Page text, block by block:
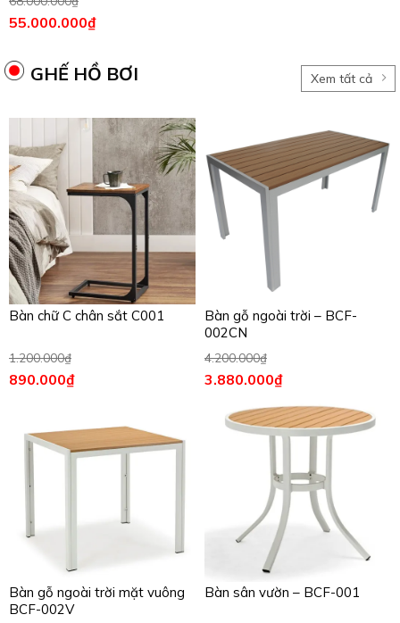
55.000.000₫
GHẾ HỒ BƠI Xem tất cả
Bàn chữ C chân sắt C001
1.200.000₫
890.000₫
Bàn gỗ ngoài trời – BCF-
002CN
4.200.000₫
3.880.000₫
Bàn gỗ ngoài trời mặt vuông
BCF-002V
Bàn sân vườn – BCF-001